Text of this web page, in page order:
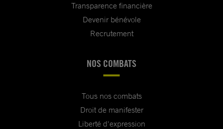
Transparence financière
Devenir bénévole
Recrutement
NOS COMBATS
Tous nos combats
Droit de manifester
Liberté d'expression